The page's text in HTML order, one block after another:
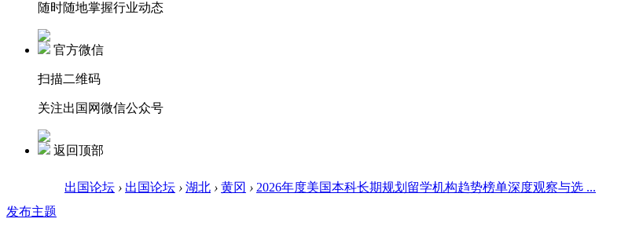
随时随地掌握行业动态
官方微信
扫描二维码
关注出国网微信公众号
返回顶部
出国论坛 › 出国论坛 › 湖北 › 黄冈 › 2026年度美国本科长期规划留学机构趋势榜单深度观察与选 ...
发布主题